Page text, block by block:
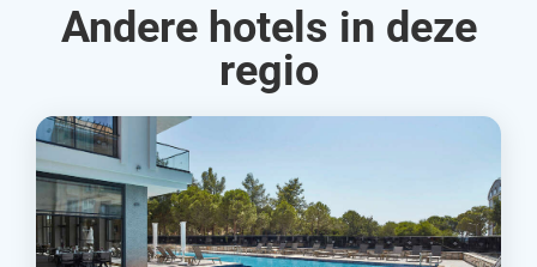
Andere hotels in deze
regio